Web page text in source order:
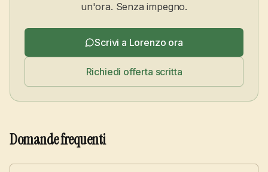
un'ora. Senza impegno.
Scrivi a Lorenzo ora
Richiedi offerta scritta
Domande frequenti